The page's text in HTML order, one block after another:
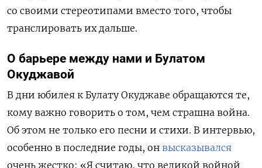
со своими стереотипами вместо того, чтобы
транслировать их дальше.
О барьере между нами и Булатом
Окуджавой
В дни юбилея к Булату Окуджаве обращаются те,
кому важно говорить о том, чем страшна война.
Об этом не только его песни и стихи. В интервью,
особенно в последние годы, он высказывался
очень жестко: «Я считаю, что великой войной